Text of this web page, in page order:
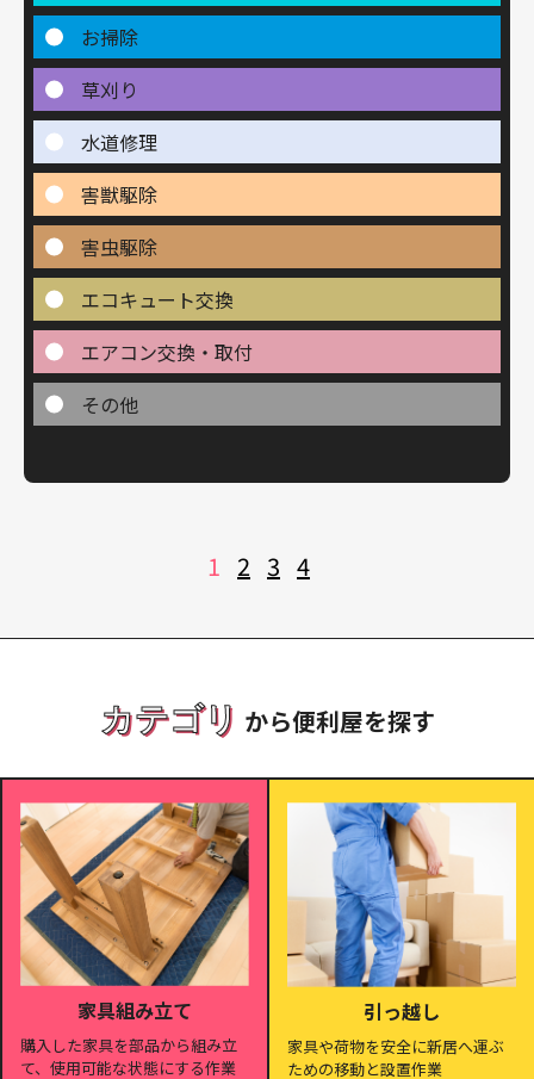
お掃除
草刈り
水道修理
害獣駆除
害虫駆除
エコキュート交換
エアコン交換・取付
その他
ー
1 2 3 4
カテゴリ から便利屋を探す
家具組み立て
購入した家具を部品から組み立
て、使用可能な状態にする作業
引っ越し
家具や荷物を安全に新居へ運ぶ
ための移動と設置作業